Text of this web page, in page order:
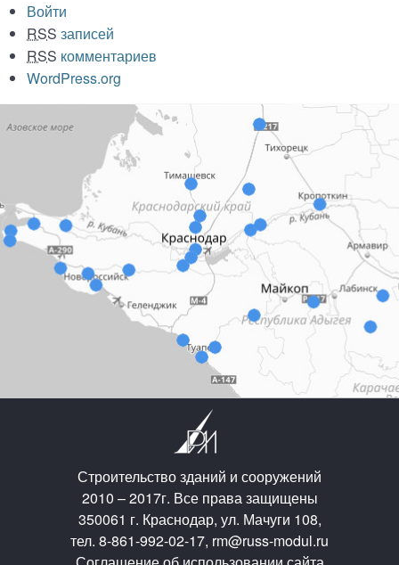
Войти
RSS записей
RSS комментариев
WordPress.org
Строительство зданий и сооружений
2010 – 2017г. Все права защищены
350061 г. Краснодар, ул. Мачуги 108,
тел. 8-861-992-02-17, rm@russ-modul.ru